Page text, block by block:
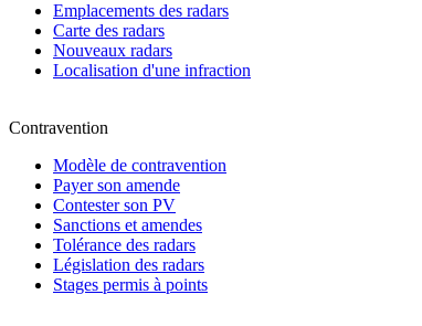
Emplacements des radars
Carte des radars
Nouveaux radars
Localisation d'une infraction
Contravention
Modèle de contravention
Payer son amende
Contester son PV
Sanctions et amendes
Tolérance des radars
Législation des radars
Stages permis à points